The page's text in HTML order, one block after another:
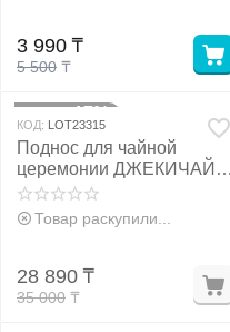
5 500 ₸
3 990 ₸
17%
КОД: LOT23315
Поднос для чайной
церемонии ДЖЕКИЧАЙ,
чабань, 48×26.5×4 см,
бамбук, коричневый
Товар раскупили...
35 000 ₸
28 890 ₸